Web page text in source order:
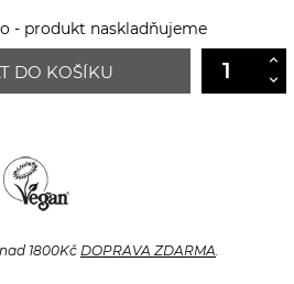
- produkt naskladňujeme
DO KOŠÍKU
1800Kč DOPRAVA ZDARMA.